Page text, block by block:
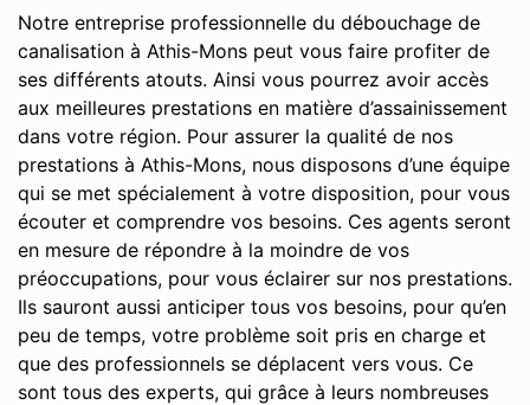
Notre entreprise professionnelle du débouchage de
canalisation à Athis-Mons peut vous faire profiter de
ses différents atouts. Ainsi vous pourrez avoir accès
aux meilleures prestations en matière d’assainissement
dans votre région. Pour assurer la qualité de nos
prestations à Athis-Mons, nous disposons d’une équipe
qui se met spécialement à votre disposition, pour vous
écouter et comprendre vos besoins. Ces agents seront
en mesure de répondre à la moindre de vos
préoccupations, pour vous éclairer sur nos prestations.
Ils sauront aussi anticiper tous vos besoins, pour qu’en
peu de temps, votre problème soit pris en charge et
que des professionnels se déplacent vers vous. Ce
sont tous des experts, qui grâce à leurs nombreuses